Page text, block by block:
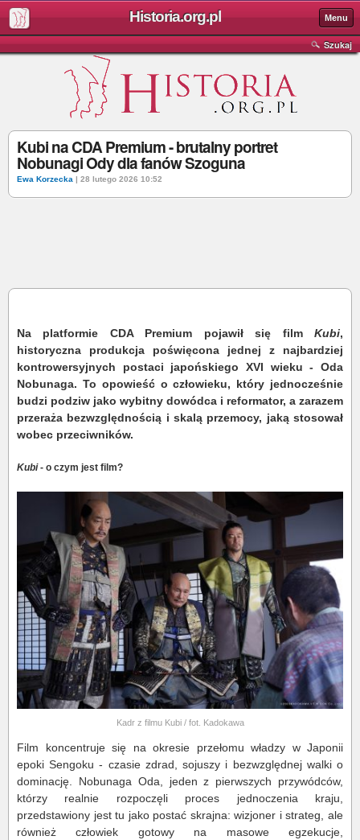
Historia.org.pl Menu
Szukaj
Kubi na CDA Premium - brutalny portret
Nobunagi Ody dla fanów Szoguna
Ewa Korzecka | 28 lutego 2026 10:52
Na platformie CDA Premium pojawił się film Kubi,
historyczna produkcja poświęcona jednej z najbardziej
kontrowersyjnych postaci japońskiego XVI wieku - Oda
Nobunaga. To opowieść o człowieku, który jednocześnie
budzi podziw jako wybitny dowódca i reformator, a zarazem
przeraża bezwzględnością i skalą przemocy, jaką stosował
wobec przeciwników.
Kubi- o czym jest film?
Kadr z filmu Kubi / fot. Kadokawa
Film koncentruje się na okresie przełomu władzy w Japonii
epoki Sengoku - czasie zdrad, sojuszy i bezwzględnej walki o
dominację. Nobunaga Oda, jeden z pierwszych przywódców,
którzy realnie rozpoczęli proces jednoczenia kraju,
przedstawiony jest tu jako postać skrajna: wizjoner i strateg, ale
również człowiek gotowy na masowe egzekucje,